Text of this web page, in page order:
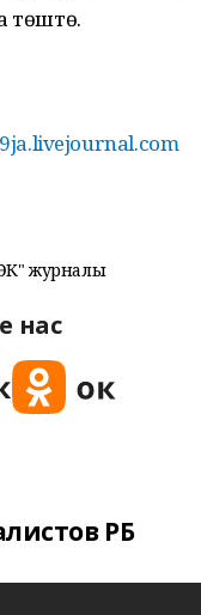
төштө.
журналы
нас
РБ